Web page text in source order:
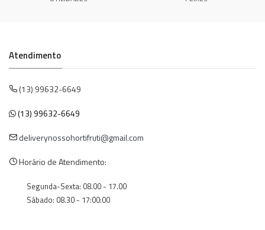
Atendimento
(13) 99632-6649
(13) 99632-6649
deliverynossohortifruti@gmail.com
Horário de Atendimento:
Segunda-Sexta: 08.00 - 17.00
Sábado: 08.30 - 17:00:00